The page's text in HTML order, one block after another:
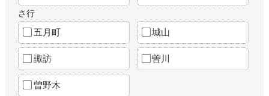
さ行
五月町 城山
諏訪 曽川
曽野木